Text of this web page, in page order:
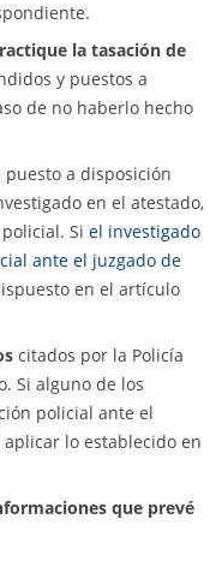
la tasación de
y puestos a
de no haberlo hecho
puesto a disposición
en el atestado,
Si el investigado
ante el juzgado de
en el artículo
citados por la Policía
Si alguno de los
policial ante el
lo establecido en
que prevé